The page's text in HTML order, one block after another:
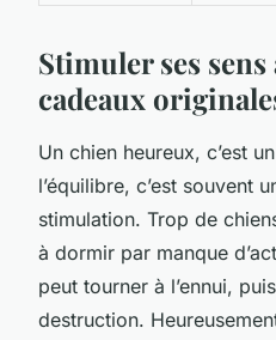
Stimuler ses sens
cadeaux
Un chien heureux, c’est
l’équilibre, c’est souvent
stimulation. Trop de
à dormir par manque
peut tourner à l’ennui,
destruction.